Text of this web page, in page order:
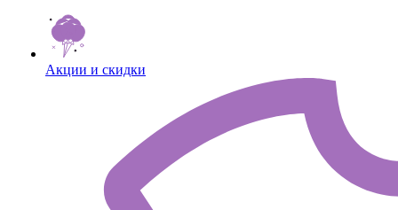
Акции и скидки